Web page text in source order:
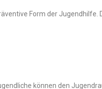
Form der
können den